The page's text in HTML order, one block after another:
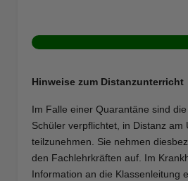
Hinweise zum Distanzunterricht
Im Falle einer Quarantäne sind
Schüler verpflichtet, in Distanz am
teilzunehmen. Sie nehmen
den Fachlehrkräften auf. Im
Information an die Klassenleitung